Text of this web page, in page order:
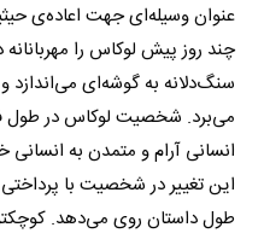
عنوان وسیله‌ای جهت اعاده‌ی
چند روز پیش لوکاس را
سنگ‌دلانه به گوشه‌ای می‌اندازد
می‌برد. شخصیت لوکاس در طول
انسانی آرام و متمدن به
این تغییر در شخصیت با پرداختی
طول داستان روی می‌دهد.